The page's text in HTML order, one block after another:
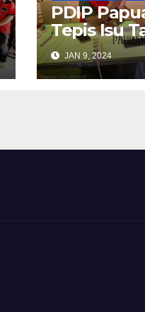
PDIP
Tepis Isu
JAN 9, 2024